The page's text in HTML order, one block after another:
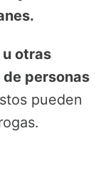
otras
personas
pueden